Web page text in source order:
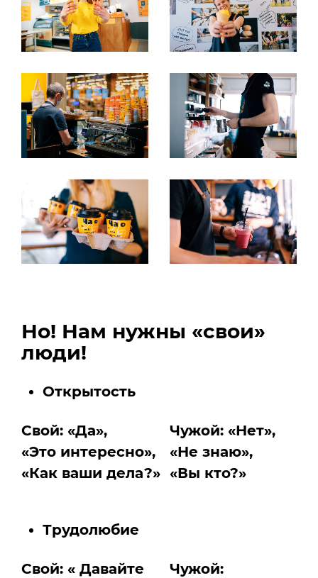
Но! Нам нужны «свои»
люди!
Открытость
Свой: «Да»,
«Это интересно»,
«Как ваши дела?»
Чужой: «Нет»,
«Не знаю»,
«Вы кто?»
Трудолюбие
Свой: « Давайте
Чужой: